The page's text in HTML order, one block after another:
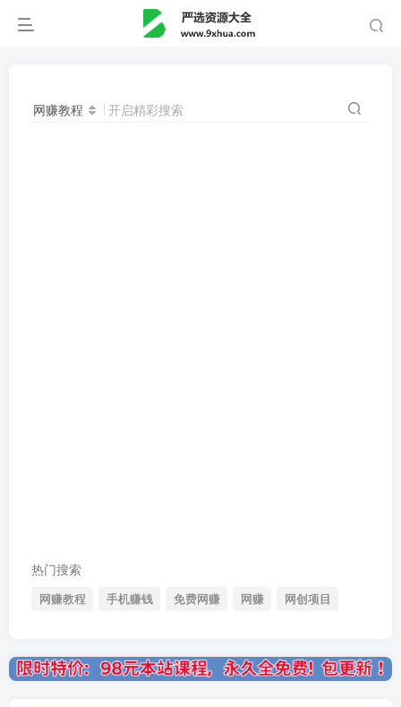
网赚教程 开启精彩搜索
热门搜索
网赚教程 手机赚钱 免费网赚 网赚 网创项目
只要98元开通VIP会员，终身下载各大机构内部资源，一站式草根创业基地，最新最强网赚教程大全，小投入，大回报！